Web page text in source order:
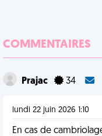
COMMENTAIRES
Prajac 34
lundi 22 juin 2026 1:10
En cas de